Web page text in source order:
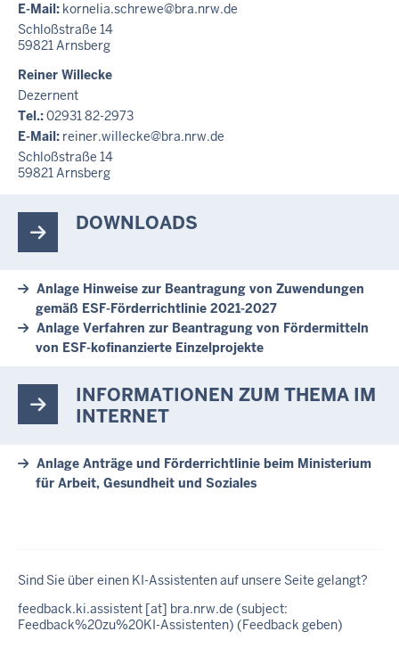
E-Mail: kornelia.schrewe@bra.nrw.de
Schloßstraße 14
59821Arnsberg
Reiner Willecke
Dezernent
Tel.:02931 82-2973
E-Mail: reiner.willecke@bra.nrw.de
Schloßstraße 14
59821Arnsberg
DOWNLOADS
Anlage Hinweise zur Beantragung von Zuwendungen
gemäß ESF-Förderrichtlinie 2021-2027
Anlage Verfahren zur Beantragung von Fördermitteln
von ESF-kofinanzierte Einzelprojekte
INFORMATIONEN ZUM THEMA IM
INTERNET
Anlage Anträge und Förderrichtlinie beim Ministerium
für Arbeit, Gesundheit und Soziales
Sind Sie über einen KI-Assistenten auf unsere Seite gelangt?
feedback.ki.assistent [at] bra.nrw.de (subject:
Feedback%20zu%20KI-Assistenten) (Feedback geben)